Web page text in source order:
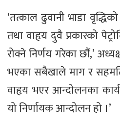
‘तत्काल ढुवानी भाडा
तथा वाहृय दुवै प्रकारको
रोक्ने निर्णय गरेका छौं,’
भएका सबैखाले माग र
वाहृय भएर आन्दोलनका
यो निर्णायक आन्दोलन हो ।’